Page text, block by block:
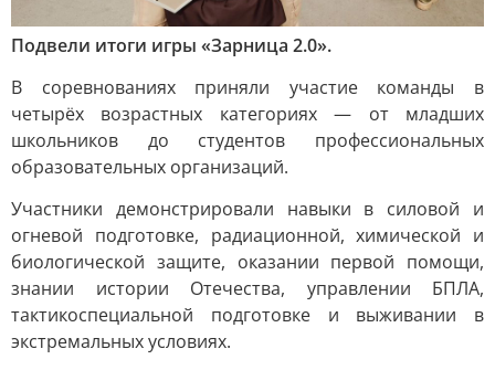
Подвели итоги игры «Зарница 2.0».
В соревнованиях приняли участие команды в
четырёх возрастных категориях — от младших
школьников до студентов профессиональных
образовательных организаций.
Участники демонстрировали навыки в силовой и
огневой подготовке, радиационной, химической и
биологической защите, оказании первой помощи,
знании истории Отечества, управлении БПЛА,
тактикоспециальной подготовке и выживании в
экстремальных условиях.